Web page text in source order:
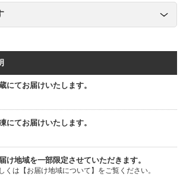
にてお届けいたします。
にてお届けいたします。
け地域を一部限定させていただきます。
くは【お届け地域について】をご覧ください。